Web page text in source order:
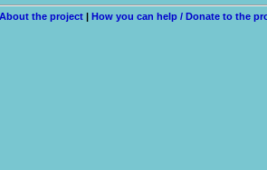
About the project How you can help / Donate to the